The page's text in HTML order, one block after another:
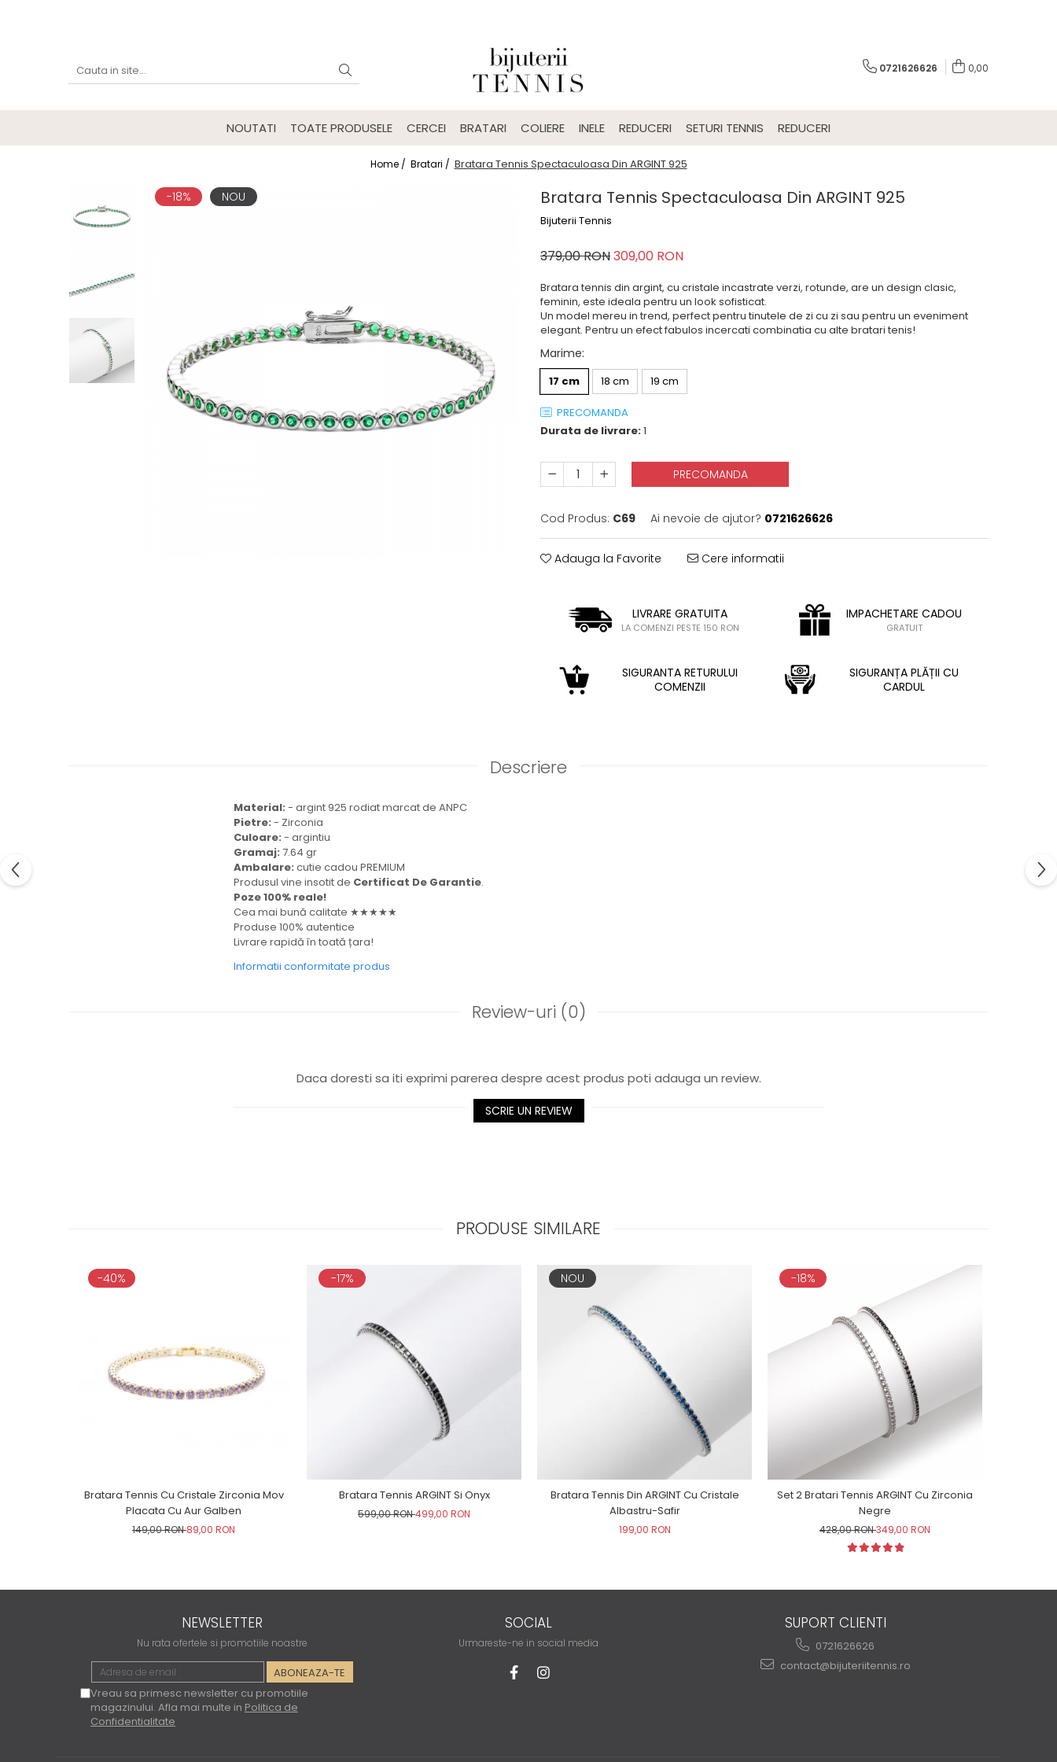
0721626626 0,00
NOUTATI TOATE PRODUSELE CERCEI BRATARI COLIERE INELE REDUCERI SETURI TENNIS REDUCERI
Home / Bratari / Bratara Tennis Spectaculoasa Din ARGINT 925
Bratara Tennis Spectaculoasa Din ARGINT 925
Bijuterii Tennis
-18% NOU
379,00 RON309,00 RON
Bratara tennis din argint, cu cristale incastrate verzi, rotunde, are un design clasic,
feminin, este ideala pentru un look sofisticat.
Un model mereu in trend, perfect pentru tinutele de zi cu zi sau pentru un eveniment
elegant. Pentru un efect fabulos incercati combinatia cu alte bratari tenis!
Marime:
17 cm 18 cm 19 cm
PRECOMANDA
Durata de livrare:1
PRECOMANDA
Cod Produs: C69 Ai nevoie de ajutor? 0721626626
Adauga la Favorite Cere informatii
LIVRARE GRATUITA
LA COMENZI PESTE 150 RON
IMPACHETARE CADOU
GRATUIT
SIGURANTA RETURULUI
COMENZII
SIGURANȚA PLĂȚII CU
CARDUL
Descriere
Material: - argint 925 rodiat marcat de ANPC
Pietre: - Zirconia
Culoare: - argintiu
Gramaj: 7.64 gr
Ambalare: cutie cadou PREMIUM
Produsul vine insotit de Certificat De Garantie.
Poze 100% reale!
Cea mai bună calitate ★★★★★
Produse 100% autentice
Livrare rapidă în toată țara!
Informatii conformitate produs
Review-uri (0)
Daca doresti sa iti exprimi parerea despre acest produs poti adauga un review.
SCRIE UN REVIEW
PRODUSE SIMILARE
-40%
Bratara Tennis Cu Cristale Zirconia Mov
Placata Cu Aur Galben
149,00 RON89,00 RON
-17%
Bratara Tennis ARGINT Si Onyx
599,00 RON499,00 RON
NOU
Bratara Tennis Din ARGINT Cu Cristale
Albastru-Safir
199,00 RON
-18%
Set 2 Bratari Tennis ARGINT Cu Zirconia
Negre
428,00 RON349,00 RON
NEWSLETTER
Nu rata ofertele si promotiile noastre
Vreau sa primesc newsletter cu promotiile
magazinului. Afla mai multe in Politica de
Confidentialitate
SOCIAL
Urmareste-ne in social media
SUPORT CLIENTI
0721626626
contact@bijuteriitennis.ro